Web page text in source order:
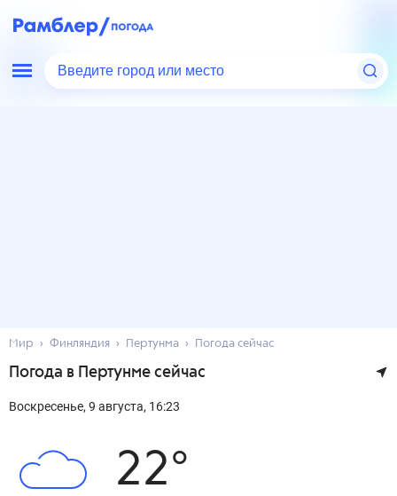
Введите город или место
Мир Финляндия Пертунма Погода сейчас
Погода в Пертунме сейчас
Воскресенье, 9 августа, 16:23
22°